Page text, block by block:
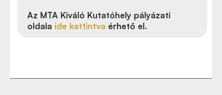
Az MTA Kiváló Kutatóhely pályázati
oldala ide kattintva érhető el.